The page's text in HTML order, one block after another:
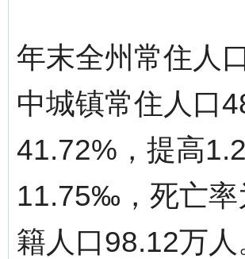
年末全州常住人
中城镇常住人口
41.72%，提高
11.75‰，死亡
籍人口98.12万